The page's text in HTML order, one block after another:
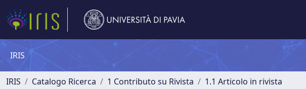
IRIS
IRIS Catalogo Ricerca 1 Contributo su Rivista 1.1 Articolo in rivista